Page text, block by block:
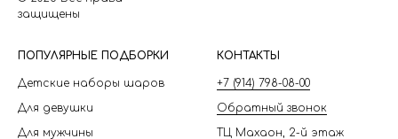
защищены
ПОПУЛЯРНЫЕ ПОДБОРКИ
Детские наборы шаров
Для девушки
Для мужчины
КОНТАКТЫ
+7 (914) 798-08-00
Обратный звонок
ТЦ Махаон, 2-й этаж